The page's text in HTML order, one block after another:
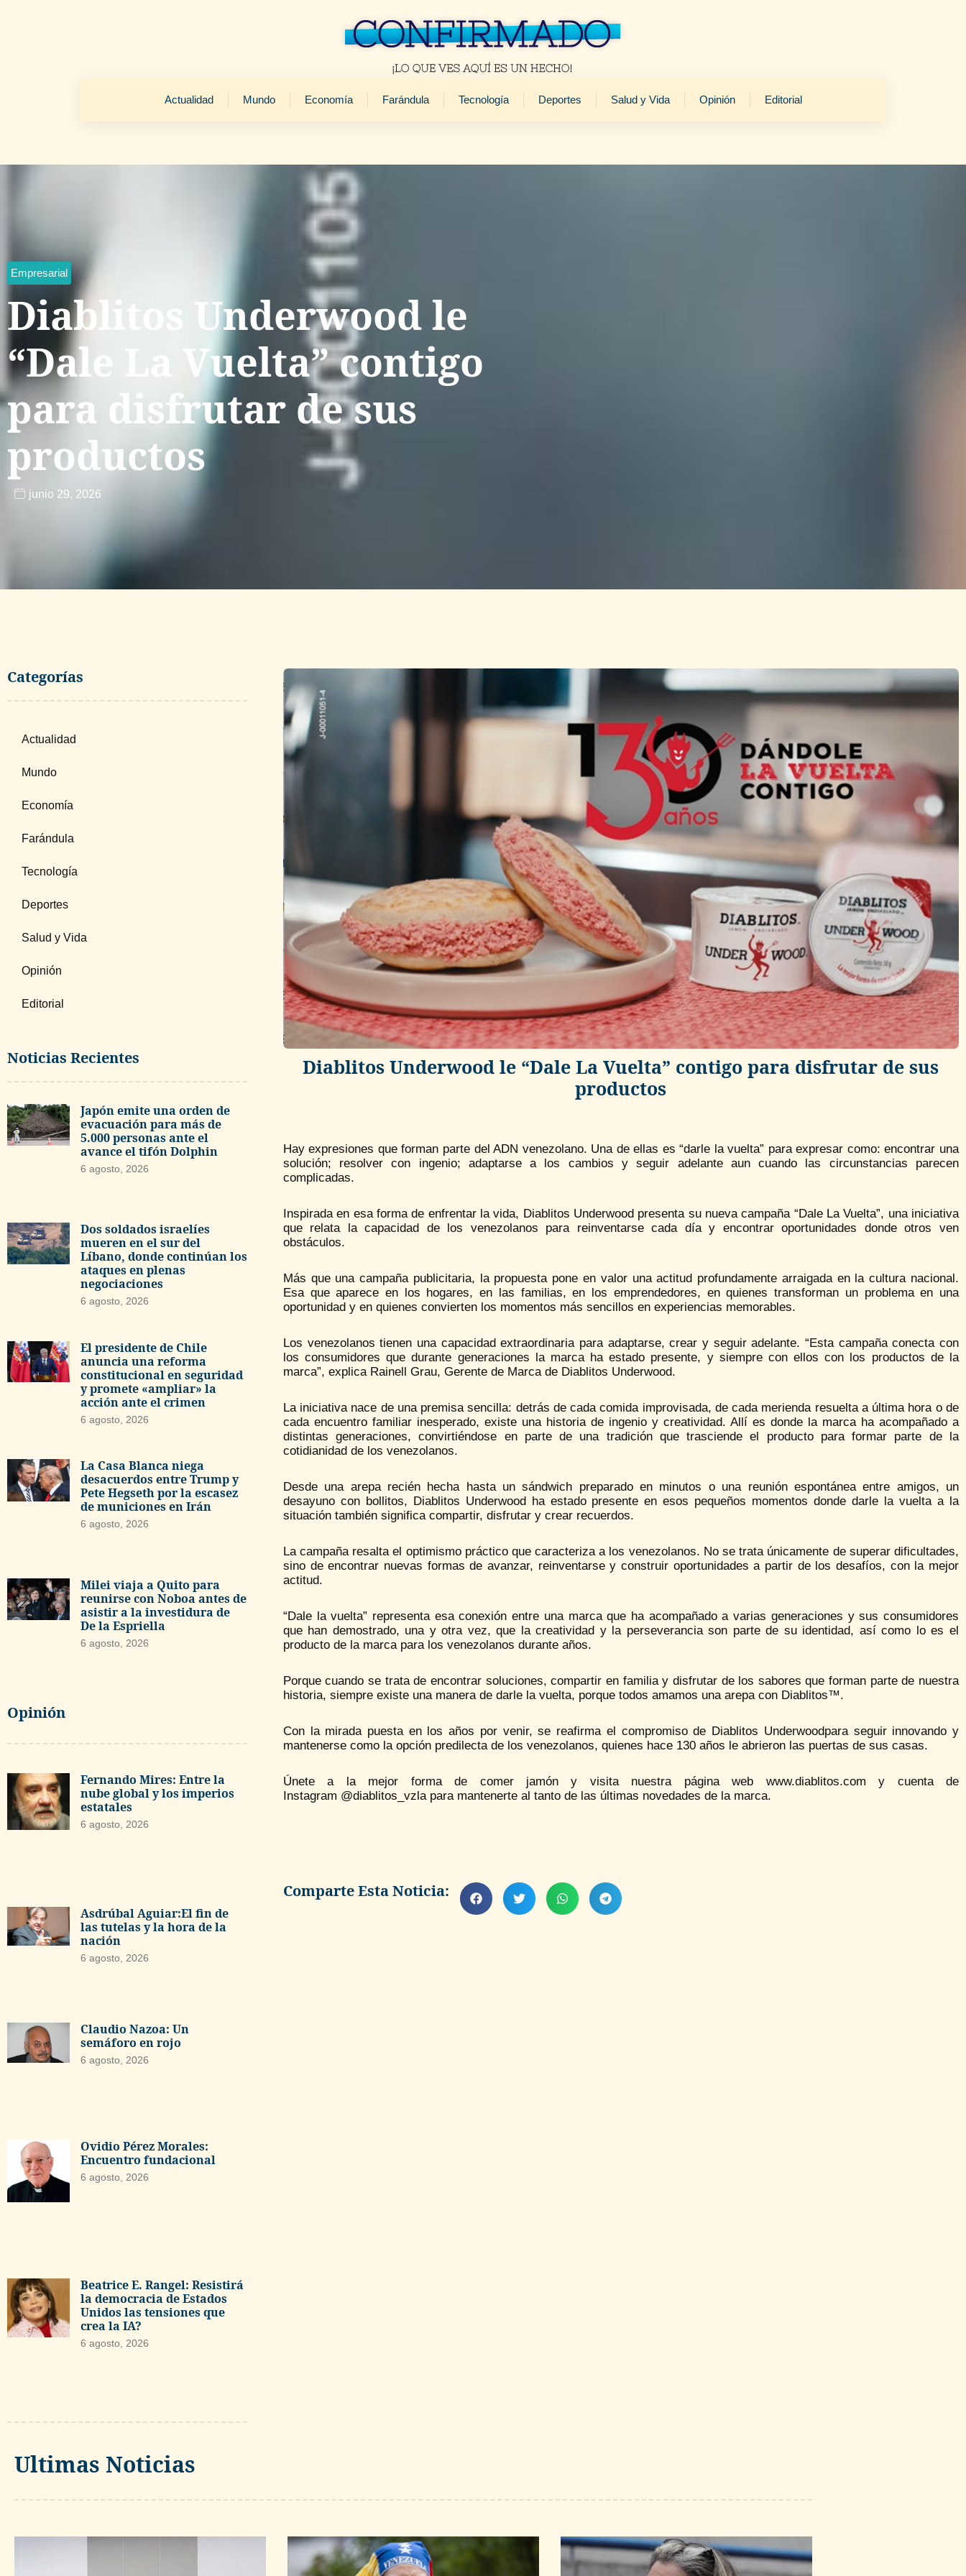
Actualidad Mundo Economía Farándula Tecnología Deportes Salud y Vida Opinión Editorial
Empresarial
Diablitos Underwood le
“Dale La Vuelta” contigo
para disfrutar de sus
productos
junio 29, 2026
Categorías
Actualidad
Mundo
Economía
Farándula
Tecnología
Deportes
Salud y Vida
Opinión
Editorial
Noticias Recientes
Japón emite una orden de
evacuación para más de
5.000 personas ante el
avance el tifón Dolphin
6 agosto, 2026
Dos soldados israelíes
mueren en el sur del
Líbano, donde continúan los
ataques en plenas
negociaciones
6 agosto, 2026
El presidente de Chile
anuncia una reforma
constitucional en seguridad
y promete «ampliar» la
acción ante el crimen
6 agosto, 2026
La Casa Blanca niega
desacuerdos entre Trump y
Pete Hegseth por la escasez
de municiones en Irán
6 agosto, 2026
Milei viaja a Quito para
reunirse con Noboa antes de
asistir a la investidura de
De la Espriella
6 agosto, 2026
Opinión
Fernando Mires: Entre la
nube global y los imperios
estatales
6 agosto, 2026
Asdrúbal Aguiar:El fin de
las tutelas y la hora de la
nación
6 agosto, 2026
Claudio Nazoa: Un
semáforo en rojo
6 agosto, 2026
Ovidio Pérez Morales:
Encuentro fundacional
6 agosto, 2026
Beatrice E. Rangel: Resistirá
la democracia de Estados
Unidos las tensiones que
crea la IA?
6 agosto, 2026
Diablitos Underwood le “Dale La Vuelta” contigo para disfrutar de sus
productos
Hay expresiones que forman parte del ADN venezolano. Una de ellas es “darle la vuelta” para expresar como: encontrar una
solución; resolver con ingenio; adaptarse a los cambios y seguir adelante aun cuando las circunstancias parecen
complicadas.
Inspirada en esa forma de enfrentar la vida, Diablitos Underwood presenta su nueva campaña “Dale La Vuelta”, una iniciativa
que relata la capacidad de los venezolanos para reinventarse cada día y encontrar oportunidades donde otros ven
obstáculos.
Más que una campaña publicitaria, la propuesta pone en valor una actitud profundamente arraigada en la cultura nacional.
Esa que aparece en los hogares, en las familias, en los emprendedores, en quienes transforman un problema en una
oportunidad y en quienes convierten los momentos más sencillos en experiencias memorables.
Los venezolanos tienen una capacidad extraordinaria para adaptarse, crear y seguir adelante. “Esta campaña conecta con
los consumidores que durante generaciones la marca ha estado presente, y siempre con ellos con los productos de la
marca”, explica Rainell Grau, Gerente de Marca de Diablitos Underwood.
La iniciativa nace de una premisa sencilla: detrás de cada comida improvisada, de cada merienda resuelta a última hora o de
cada encuentro familiar inesperado, existe una historia de ingenio y creatividad. Allí es donde la marca ha acompañado a
distintas generaciones, convirtiéndose en parte de una tradición que trasciende el producto para formar parte de la
cotidianidad de los venezolanos.
Desde una arepa recién hecha hasta un sándwich preparado en minutos o una reunión espontánea entre amigos, un
desayuno con bollitos, Diablitos Underwood ha estado presente en esos pequeños momentos donde darle la vuelta a la
situación también significa compartir, disfrutar y crear recuerdos.
La campaña resalta el optimismo práctico que caracteriza a los venezolanos. No se trata únicamente de superar dificultades,
sino de encontrar nuevas formas de avanzar, reinventarse y construir oportunidades a partir de los desafíos, con la mejor
actitud.
“Dale la vuelta” representa esa conexión entre una marca que ha acompañado a varias generaciones y sus consumidores
que han demostrado, una y otra vez, que la creatividad y la perseverancia son parte de su identidad, así como lo es el
producto de la marca para los venezolanos durante años.
Porque cuando se trata de encontrar soluciones, compartir en familia y disfrutar de los sabores que forman parte de nuestra
historia, siempre existe una manera de darle la vuelta, porque todos amamos una arepa con Diablitos™.
Con la mirada puesta en los años por venir, se reafirma el compromiso de Diablitos Underwoodpara seguir innovando y
mantenerse como la opción predilecta de los venezolanos, quienes hace 130 años le abrieron las puertas de sus casas.
Únete a la mejor forma de comer jamón y visita nuestra página web www.diablitos.com y cuenta de
Instagram @diablitos_vzla para mantenerte al tanto de las últimas novedades de la marca.
Comparte Esta Noticia:
Ultimas Noticias